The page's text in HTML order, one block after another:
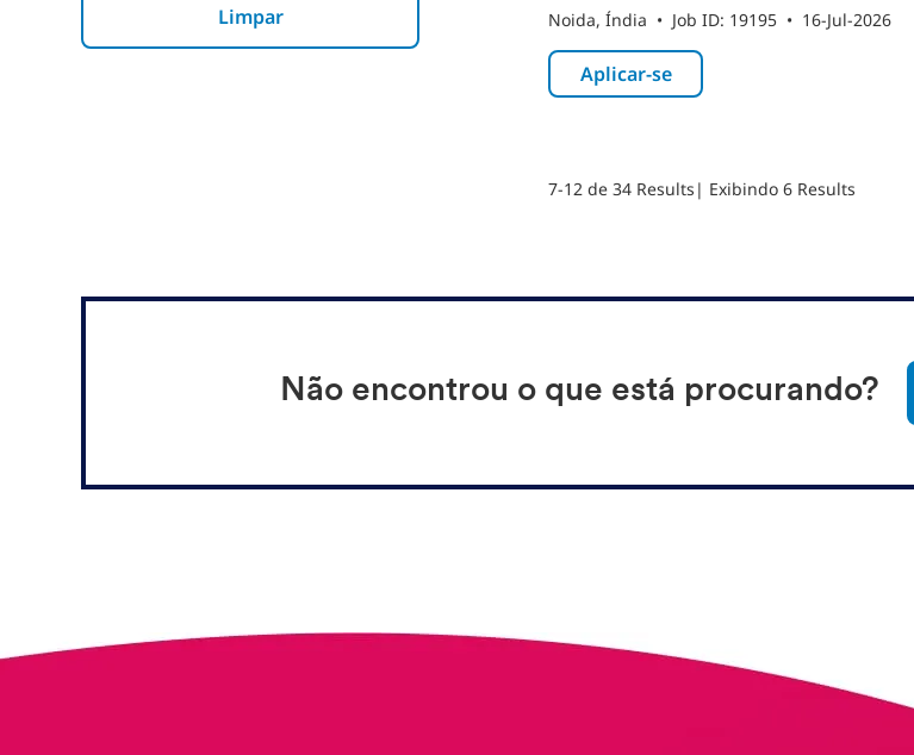
Limpar Noida, Índia • Job ID: 19195 • 16-Jul-2026
Aplicar-se ​
7-12 de 34 Results | Exibindo 6 Results
Não encontrou o que está procurando?